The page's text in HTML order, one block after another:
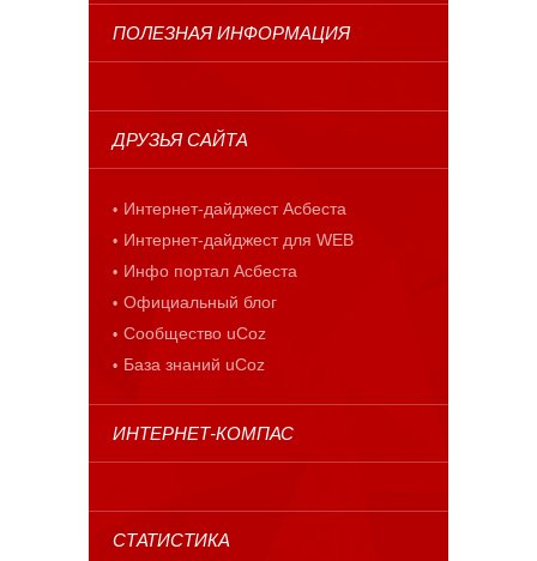
ПОЛЕЗНАЯ ИНФОРМАЦИЯ
ДРУЗЬЯ САЙТА
Интернет-дайджест Асбеста
Интернет-дайджест для WEB
Инфо портал Асбеста
Официальный блог
Сообщество uCoz
База знаний uCoz
ИНТЕРНЕТ-КОМПАС
СТАТИСТИКА